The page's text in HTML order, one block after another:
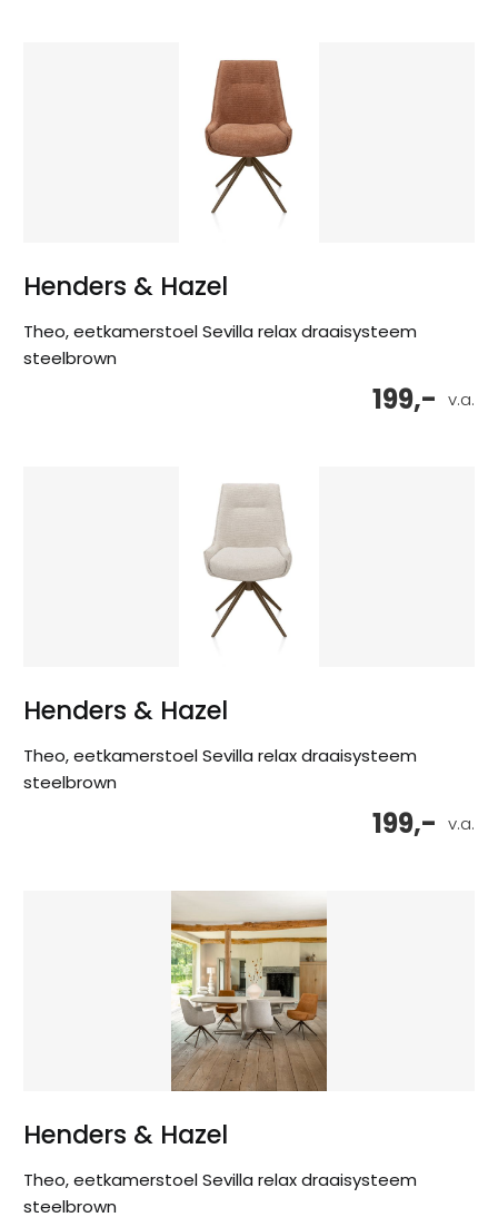
Henders & Hazel
Theo, eetkamerstoel Sevilla relax draaisysteem
steelbrown
v.a.
199,-
Henders & Hazel
Theo, eetkamerstoel Sevilla relax draaisysteem
steelbrown
v.a.
199,-
Henders & Hazel
Theo, eetkamerstoel Sevilla relax draaisysteem
steelbrown